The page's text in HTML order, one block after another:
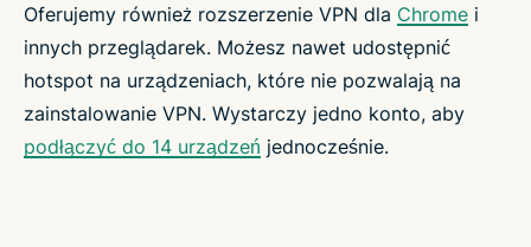
Oferujemy również rozszerzenie VPN dla Chrome i
innych przeglądarek. Możesz nawet udostępnić
hotspot na urządzeniach, które nie pozwalają na
zainstalowanie VPN. Wystarczy jedno konto, aby
podłączyć do 14 urządzeń jednocześnie.